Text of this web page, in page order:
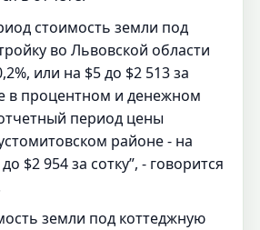
стоимость земли под
во Львовской области
или на $5 до $2 513 за
в процентном и денежном
период цены
районе - на
$2 954 за сотку”, - говорится
земли под коттеджную